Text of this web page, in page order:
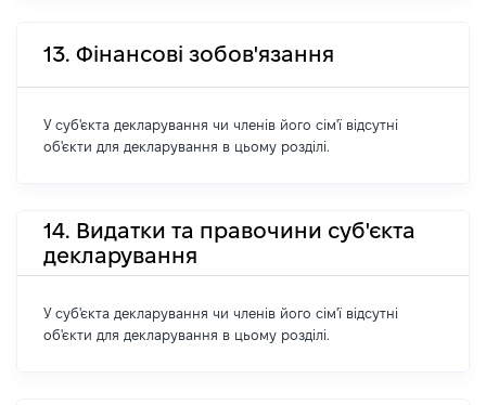
13. Фінансові зобов'язання
У суб'єкта декларування чи членів його сім'ї відсутні
об'єкти для декларування в цьому розділі.
14. Видатки та правочини суб'єкта
декларування
У суб'єкта декларування чи членів його сім'ї відсутні
об'єкти для декларування в цьому розділі.